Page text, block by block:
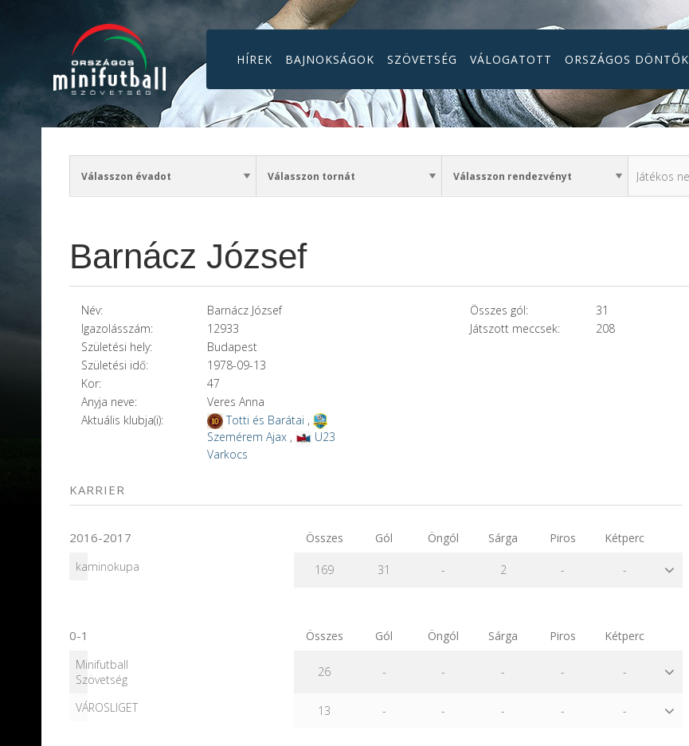
HÍREK BAJNOKSÁGOK SZÖVETSÉG VÁLOGATOTT ORSZÁGOS DÖNTŐK
Barnácz József
Név:
Barnácz József
Igazolásszám:
12933
Születési hely:
Budapest
Születési idő:
1978-09-13
Kor:
47
Anyja neve:
Veres Anna
Aktuális klubja(i):
Totti és Barátai ,
Szemérem Ajax ,
U23
Varkocs
Összes gól:
31
Játszott meccsek:
208
KARRIER
2016-2017 Összes Gól Öngól Sárga Piros
Kétperc
kaminokupa
169 31 - 2 - -
0-1 Összes Gól Öngól Sárga Piros
Kétperc
Minifutball
Szövetség
26 - - - - -
VÁROSLIGET 13 - - - - -